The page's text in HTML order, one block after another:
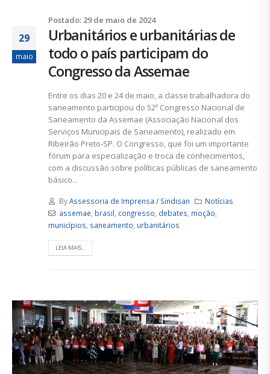
Postado: 29 de maio de 2024
29
maio
Urbanitários e urbanitárias de
todo o país participam do
Congresso da Assemae
Entre os dias 20 e 24 de maio, a classe trabalhadora do
saneamento participou do 52º Congresso Nacional de
Saneamento da Assemae (Associação Nacional dos
Serviços Municipais de Saneamento), realizado em
Ribeirão Preto-SP. O Congresso, que foi um importante
fórum para especialização e troca de conhecimentos,
com a discussão sobre políticas públicas de saneamento
básico...
ByAssessoria de Imprensa / Sindisan
Notícias
assemae brasil congresso debates moção
municípios saneamento urbanitários
LEIA MAIS...